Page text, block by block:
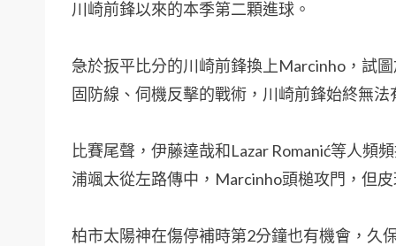
川崎前鋒以來的本季第二顆進球。
急於扳平比分的川崎前鋒換上Marcinho，試
固防線、伺機反擊的戰術，川崎前鋒始終無法
比賽尾聲，伊藤達哉和Lazar Romanić等人頻
浦颯太從左路傳中，Marcinho頭槌攻門，但
柏市太陽神在傷停補時第2分鐘也有機會，久